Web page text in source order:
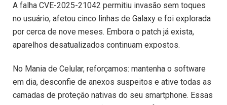
A falha CVE-2025-21042 permitiu invasão sem toques
no usuário, afetou cinco linhas de Galaxy e foi explorada
por cerca de nove meses. Embora o patch já exista,
aparelhos desatualizados continuam expostos.
No Mania de Celular, reforçamos: mantenha o software
em dia, desconfie de anexos suspeitos e ative todas as
camadas de proteção nativas do seu smartphone. Essas